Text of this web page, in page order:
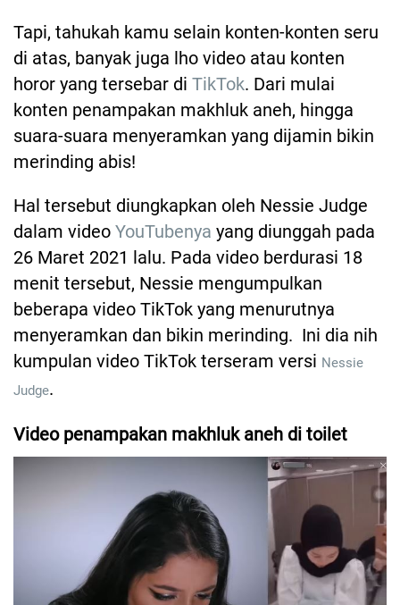
Tapi, tahukah kamu selain konten-konten seru
di atas, banyak juga lho video atau konten
horor yang tersebar di TikTok. Dari mulai
konten penampakan makhluk aneh, hingga
suara-suara menyeramkan yang dijamin bikin
merinding abis!
Hal tersebut diungkapkan oleh Nessie Judge
dalam video YouTubenya yang diunggah pada
26 Maret 2021 lalu. Pada video berdurasi 18
menit tersebut, Nessie mengumpulkan
beberapa video TikTok yang menurutnya
menyeramkan dan bikin merinding. Ini dia nih
kumpulan video TikTok terseram versi Nessie
Judge.
Video penampakan makhluk aneh di toilet